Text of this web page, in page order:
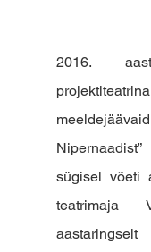
2016.
sügisel võeti
teatrimaja